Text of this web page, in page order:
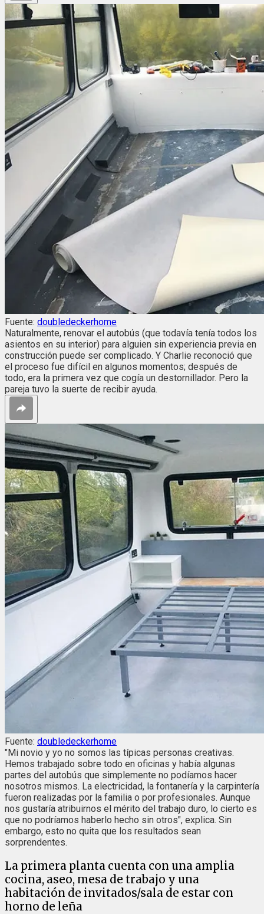
Fuente: doubledeckerhome
Naturalmente, renovar el autobús (que todavía tenía todos los
asientos en su interior) para alguien sin experiencia previa en
construcción puede ser complicado. Y Charlie reconoció que
el proceso fue difícil en algunos momentos; después de
todo, era la primera vez que cogía un destornillador. Pero la
pareja tuvo la suerte de recibir ayuda.
Fuente: doubledeckerhome
"Mi novio y yo no somos las típicas personas creativas.
Hemos trabajado sobre todo en oficinas y había algunas
partes del autobús que simplemente no podíamos hacer
nosotros mismos. La electricidad, la fontanería y la carpintería
fueron realizadas por la familia o por profesionales. Aunque
nos gustaría atribuirnos el mérito del trabajo duro, lo cierto es
que no podríamos haberlo hecho sin otros", explica. Sin
embargo, esto no quita que los resultados sean
sorprendentes.
La primera planta cuenta con una amplia
cocina, aseo, mesa de trabajo y una
habitación de invitados/sala de estar con
horno de leña